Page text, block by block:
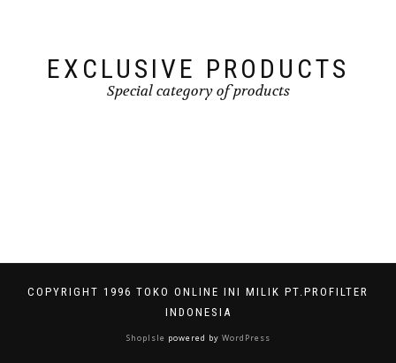
EXCLUSIVE PRODUCTS
Special category of products
COPYRIGHT 1996 TOKO ONLINE INI MILIK PT.PROFILTER
INDONESIA
ShopIsle powered by WordPress